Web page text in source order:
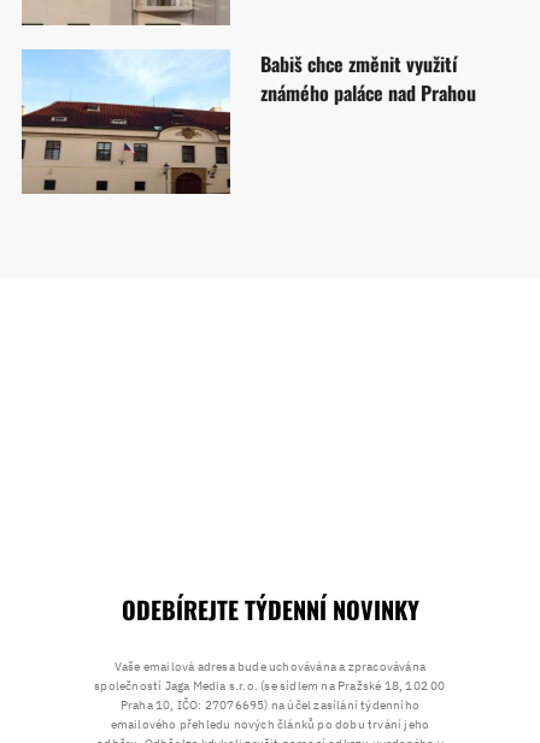
Babiš chce změnit využití
známého paláce nad Prahou
ODEBÍREJTE TÝDENNÍ NOVINKY
Vaše emailová adresa bude uchovávána a zpracovávána
společností Jaga Media s.r.o. (se sídlem na Pražské 18, 102 00
Praha 10, IČO: 27076695) na účel zasílání týdenního
emailového přehledu nových článků po dobu trvání jeho